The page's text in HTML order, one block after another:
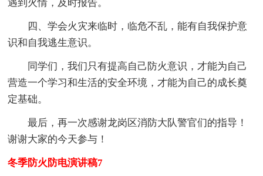
遇到火情，及时报告。
四、学会火灾来临时，临危不乱，能有自我保护意
识和自我逃生意识。
同学们，我们只有提高自己防火意识，才能为自己
营造一个学习和生活的安全环境，才能为自己的成长奠
定基础。
最后，再一次感谢龙岗区消防大队警官们的指导！
谢谢大家的今天参与！
冬季防火防电演讲稿7